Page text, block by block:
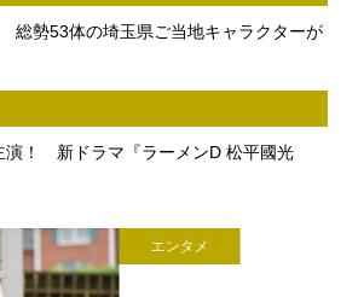
総勢53体の埼玉県ご当地キャラクターが
演！ 新ドラマ『ラーメンD 松平國光
エンタメ